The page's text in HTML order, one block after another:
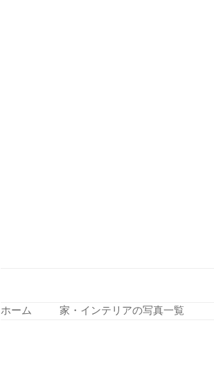
ホーム 家・インテリアの写真一覧